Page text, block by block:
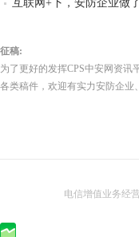
互联网+下，安防企业做
征稿:
为了更好的发挥CPS中安网资
各类稿件，欢迎有实力安防企业
电信增值业务经